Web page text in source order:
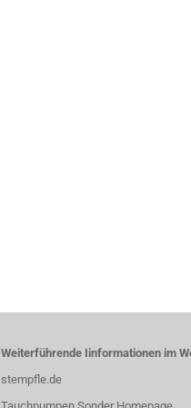
Weiterführende Iinformationen im
stempfle.de